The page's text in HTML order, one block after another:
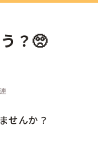
？🥺
せんか？